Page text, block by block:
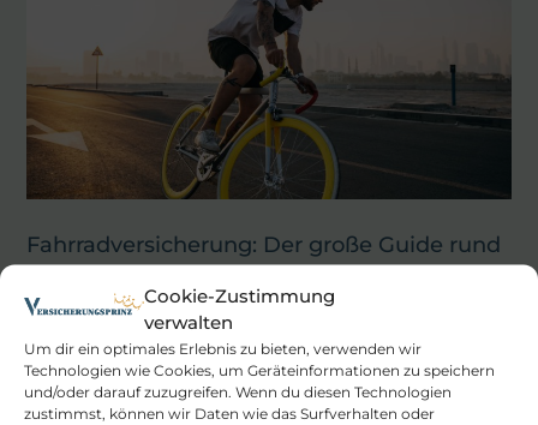
Cookie-Zustimmung
verwalten
Um dir ein optimales Erlebnis zu bieten, verwenden wir
Technologien wie Cookies, um Geräteinformationen zu speichern
und/oder darauf zuzugreifen. Wenn du diesen Technologien
zustimmst, können wir Daten wie das Surfverhalten oder
Fahrradversicherung: Der große Guide rund
12. Oktober 2020
Ist eine Fahrradversicherung wirklich notwendig?
Diese Frage stellten sich neben Ihnen 2019 wohl rund
4,3